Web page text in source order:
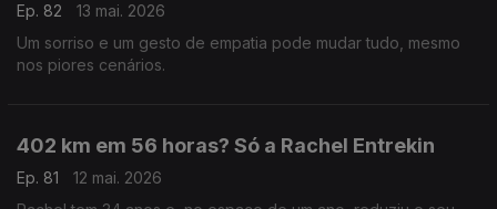
Ep. 82
13 mai. 2026
Um sorriso e um gesto de empatia pode mudar tudo, mesmo
nos piores cenários.
402 km em 56 horas? Só a Rachel Entrekin
Ep. 81
12 mai. 2026